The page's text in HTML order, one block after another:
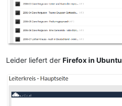
Leider liefert der Firefox in Ubuntu